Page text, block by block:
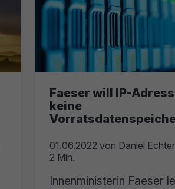
Faeser will IP-
keine
01.06.2022 von Daniel
2 Min.
Innenministerin Faeser